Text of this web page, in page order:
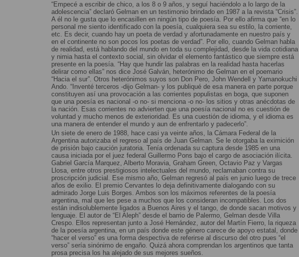
“Empecé a escribir de chico, a los 8 o 9 años, y seguí haciéndolo a lo largo de la
adolescencia” declaró Gelman en un testimonio brindado en 1987 a la revista “Crisis”.
A él no le gusta que lo encasillen en ningún tipo de poesía. Por ello afirma que “en lo
personal me siento identificado con la poesía, cualquiera sea su estilo, la corriente,
etc. Es decir, cuando hay un poeta de verdad y afortunadamente en nuestro país y
en el continente no son pocos los poetas de verdad”. Por ello, cuando Gelman habla
de realidad, está hablando del mundo en toda su complejidad, desde la vida cotidiana
y nimia hasta el contexto social, sin olvidar el elemento fantástico que siempre está
presente en la poesía. “Hay que hundir las palabras en la realidad hasta hacerlas
delirar como ellas” nos dice José Galván, heterónimo de Gelman en el poemario
“Hacia el sur”. Otros heterónimos suyos son Don Pero, John Wendell y Yamanokuchi
Ando. “Inventé terceros -dijo Gelman- y los publiqué de esa manera en parte porque
constituyen así una provocación a las corrientes populistas en boga, que suponen
que una poesía es nacional -o no- si menciona -o no- los sitios y otras anécdotas de
la nación. Esas corrientes no advierten que una poesía nacional no es cuestión de
voluntad y mucho menos de exterioridad. Es una cuestión de idioma, y el idioma es
una manera de entender el mundo y aun de enfrentarlo y padecerlo”.
Un siete de enero de 1988, hace casi ya veinte años, la Cámara Federal de la
Argentina autorizaba el regreso al país de Juan Gelman. Se le otorgaba la eximición
de prisión bajo caución juratoria. Tenía ordenada su captura desde 1985 en una
causa iniciada por el juez federal Guillermo Pons bajo el cargo de asociación ilícita.
Gabriel García Marquez, Alberto Moravia, Graham Green, Octavio Paz y Vargas
Llosa, entre otros prestigiosos intelectuales del mundo, reclamaban contra su
proscripción judicial. Ese mismo año, Gelman regresó al país en junio luego de trece
años de exilio. El premio Cervantes lo deja definitivamente dialogando con su
admirado Jorge Luis Borges. Ambos son los máximos referentes de la poesía
argentina, mal que les pese a muchos que los consideran incompatibles. Los dos
están indisolublemente ligados a Buenos Aires y el tango, de donde sacan motivos y
lenguaje. El autor de “El Aleph” desde el barrio de Palermo, Gelman desde Villa
Crespo. Ellos representan junto a José Hernández, autor del Martín Fierro, la riqueza
de la poesía argentina, en un país donde este género carece de apoyo estatal, donde
“hacer el verso” es una forma despectiva de referirse al discurso del otro pues “el
verso” sería sinónimo de engaño. Quizá ahora comprendan los argentinos que tanta
prosa precisa los ha alejado de sus mejores sueños.